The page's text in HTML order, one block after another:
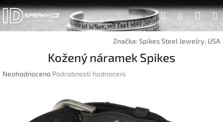
Přejít
na
obsah
Hledat
Značka:Spikes Steel Jewelry, USA
Kožený náramek Spikes
Průměrné
Neohodnoceno Podrobnosti hodnocení